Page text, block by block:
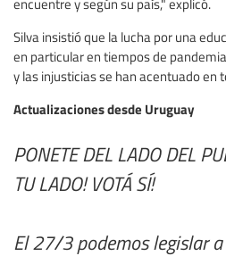
encuentre y según su país," explicó.
Silva insistió que la lucha por una
en particular en tiempos de
y las injusticias se han acentuado en
Actualizaciones desde Uruguay
PONETE DEL LADO DEL
TU LADO! VOTÁ SÍ!
El 27/3 podemos legislar